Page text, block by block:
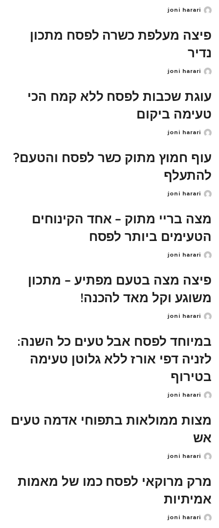
Posted
joni harari
פיצה מעלפת כשרה לפסח מתכון
נדיר
Posted
joni harari
עוגת שכבות לפסח ללא קמח הכי
טעימה ביקום
Posted
joni harari
עוף חמוץ מתוק כשר לפסח והטעם?
להתעלף
Posted
joni harari
מצה בריי מתוק – אחד הקינוחים
הטעימים ביותר לפסח
Posted
joni harari
פיצה מצה בטעם מפתיע – מתכון
משוגע וקל מאד להכנה!
Posted
joni harari
במיוחד לפסח אבל טעים כל השנה:
לזניה דפי אורז ללא גלוטן טעימה
בטירוף
Posted
joni harari
מצות ממולאות בתפוחי אדמה טעים
אש
Posted
joni harari
מרק מרוקאי לפסח כמו של מאמות
אמיתיות
Posted
joni harari